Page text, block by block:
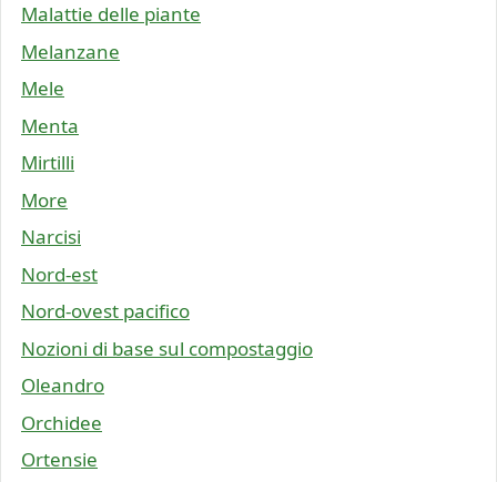
Malattie delle piante
Melanzane
Mele
Menta
Mirtilli
More
Narcisi
Nord-est
Nord-ovest pacifico
Nozioni di base sul compostaggio
Oleandro
Orchidee
Ortensie